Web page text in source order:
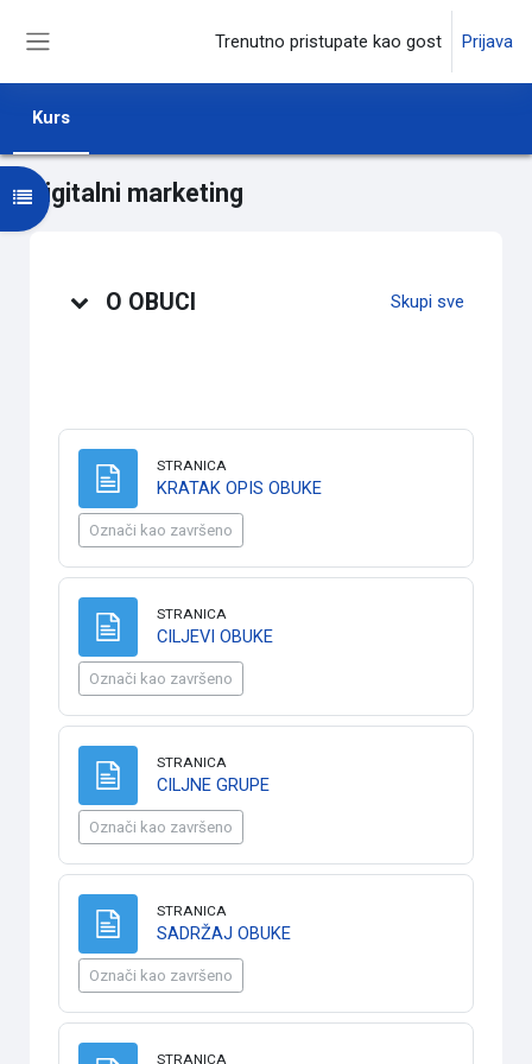
Trenutno pristupate kao gost Prijava
Kurs
Digitalni marketing
Otvori fioku sa indeksom kursa
O OBUCI Skupi sve
STRANICA
KRATAK OPIS OBUKEStranica
Označi kao završeno
STRANICA
CILJEVI OBUKEStranica
Označi kao završeno
STRANICA
CILJNE GRUPEStranica
Označi kao završeno
STRANICA
SADRŽAJ OBUKEStranica
Označi kao završeno
STRANICA